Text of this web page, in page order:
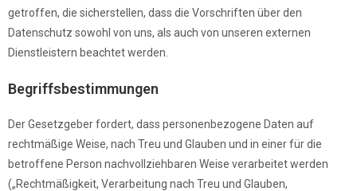
getroffen, die sicherstellen, dass die Vorschriften über den
Datenschutz sowohl von uns, als auch von unseren externen
Dienstleistern beachtet werden.
Begriffsbestimmungen
Der Gesetzgeber fordert, dass personenbezogene Daten auf
rechtmäßige Weise, nach Treu und Glauben und in einer für die
betroffene Person nachvollziehbaren Weise verarbeitet werden
(„Rechtmäßigkeit, Verarbeitung nach Treu und Glauben,